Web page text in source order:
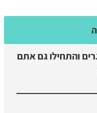
והתחילו גם אתם